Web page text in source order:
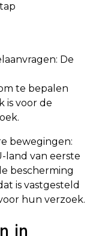
De
te bepalen
is voor de
bewegingen:
land van eerste
bescherming
is vastgesteld
hun verzoek.